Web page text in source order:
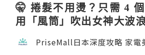
🤫 捲髮不用燙？只需 4
用「風筒」吹出女神大波浪
PriseMall日本深度攻略 家電